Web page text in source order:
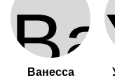
Ванесса